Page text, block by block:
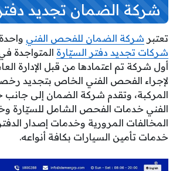
شركة الضمان تجديد
تعتبر شركة الضمان للفحص الفني
شركات تجديد دفتر السيّارة المتواجدة
أول شركة تم اعتمادها من قبل الإدارة
لإجراء الفحص الفني الخاص بتجديد
المركبة، وتقدم شركة الضمان إلى
الفني خدمات الفحص الشامل للسيّارة
المخالفات المرورية وخدمات إصدار
خدمات تأمين السيارات بكافة أنواعه.